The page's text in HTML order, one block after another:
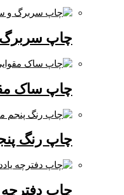
چاپ سربرگ و
چاپ ساک مقوایی
چاپ رنگ پنجم
چاپ دفترچه یادداشت